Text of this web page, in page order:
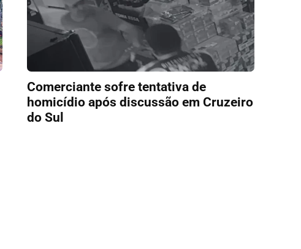
Comerciante sofre tentativa de
homicídio após discussão em Cruzeiro
do Sul